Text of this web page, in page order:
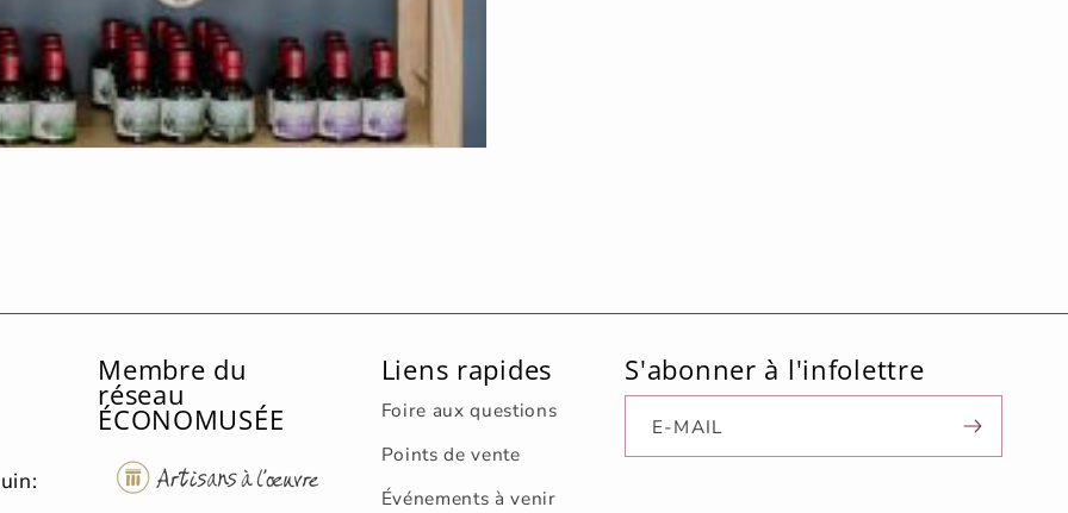
Membre du
réseau
ÉCONOMUSÉE
Liens rapides
Foire aux questions
Points de vente
Événements à venir
S'abonner à l'infolettre
E-MAIL